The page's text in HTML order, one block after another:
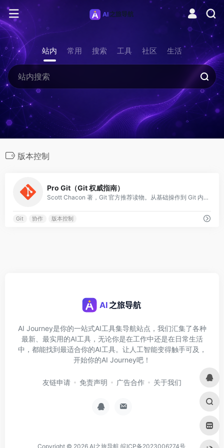
站内 常用 搜索 工具 社区 生活
版本控制
Pro Git（Git 权威指南）
Scott Chacon 著，Git 官方推荐读物。从基础操作到 Git 内部原理，免费开源。
Git 协作 版本控制
AI Journey是你的一站式AI工具集导航站点，我们汇集了各种
最新、最实用的AI工具，无论你是在工作中还是在日常生活
中，都能找到最适合你的AI工具。让人工智能变得触手可及，
开始你的AI Journey吧！
友链申请 免责声明 广告合作 关于我们
Copyright © 2026 AI之旅导航 皖ICP备2023006274号